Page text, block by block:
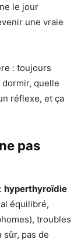
le jour
une vraie
: toujours
dormir, quelle
réflexe, et ça
pas
hyperthyroïdie
équilibré,
troubles
pas de